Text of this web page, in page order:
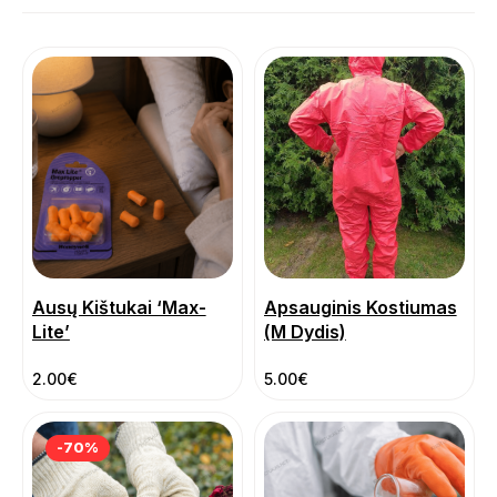
Ausų Kištukai ‘Max-
Lite’
2.00€
Apsauginis Kostiumas
(M Dydis)
5.00€
-70%